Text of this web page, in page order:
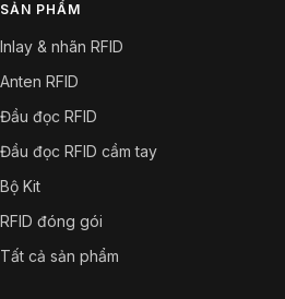
SẢN PHẨM
Inlay & nhãn RFID
Anten RFID
Đầu đọc RFID
Đầu đọc RFID cầm tay
Bộ Kit
RFID đóng gói
Tất cả sản phẩm